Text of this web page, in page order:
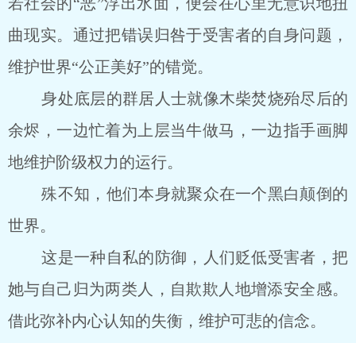
曲现实。通过把错误归咎于受害者的自身问题，
维护世界“公正美好”的错觉。
身处底层的群居人士就像木柴焚烧殆尽后的
余烬，一边忙着为上层当牛做马，一边指手画脚
地维护阶级权力的运行。
殊不知，他们本身就聚众在一个黑白颠倒的
世界。
这是一种自私的防御，人们贬低受害者，把
她与自己归为两类人，自欺欺人地增添安全感。
借此弥补内心认知的失衡，维护可悲的信念。